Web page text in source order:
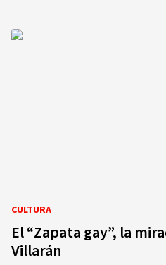
CULTURA
El “Zapata gay”, la
Villarán